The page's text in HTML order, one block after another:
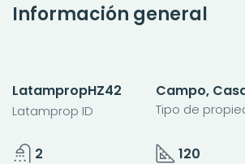
Información general
LatampropHZ42
Latamprop ID
Campo,
Tipo de
2 120